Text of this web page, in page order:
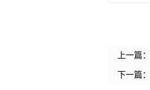
上一篇：
下一篇：